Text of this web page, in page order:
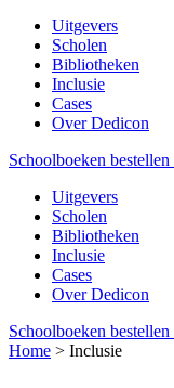
Uitgevers
Scholen
Bibliotheken
Inclusie
Cases
Over Dedicon
Schoolboeken bestellen
Uitgevers
Scholen
Bibliotheken
Inclusie
Cases
Over Dedicon
Schoolboeken bestellen
Home > Inclusie